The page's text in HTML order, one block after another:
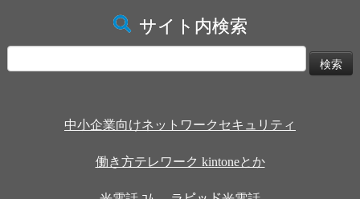
サイト内検索
索:
中小企業向けネットワークセキュリティ
働き方テレワーク kintoneとか